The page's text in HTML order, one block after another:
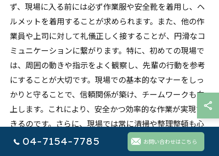
ず、現場に入る前には必ず作業服や安全靴を着用し、ヘ
ルメットを着用することが求められます。また、他の作
業員や上司に対して礼儀正しく接することが、円滑なコ
ミュニケーションに繋がります。特に、初めての現場で
は、周囲の動きや指示をよく観察し、先輩の行動を参考
にすることが大切です。現場での基本的なマナーをしっ
かりと守ることで、信頼関係が築け、チームワークも向
上します。これにより、安全かつ効率的な作業が実現で
きるのです。さらに、現場では常に清掃や整理整頓も心
掛け、事故やトラブルを未然に防ぐことが求められま
す。従って、土木工事に携わる際には、これらの基本的
04-7154-7785 お問い合わせはこちら